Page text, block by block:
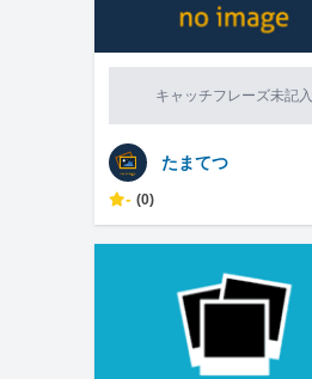
キャッチフレーズ未記入
たまてつ
- (0)